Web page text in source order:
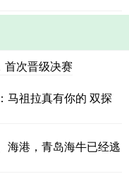
首次晋级决赛
马祖拉真有你的 双探
海港，青岛海牛已经逃